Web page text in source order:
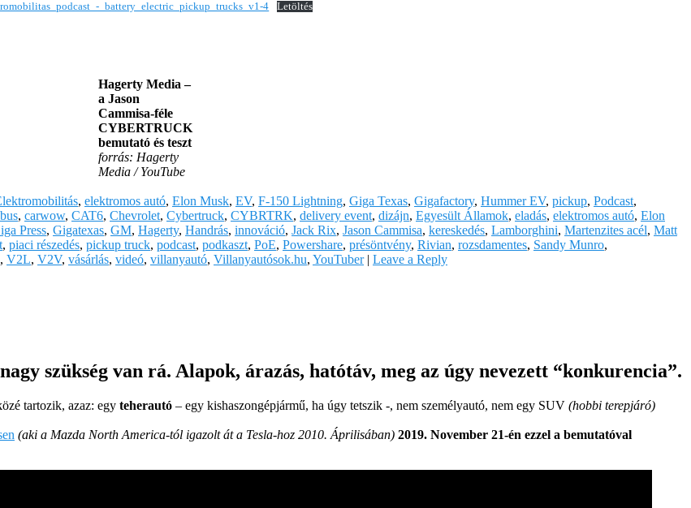
_battery_electric_pickup_trucks_v1-4 Letöltés
Hagerty Media –
a Jason
Cammisa-féle
CYBERTRUCK
bemutató és teszt
forrás: Hagerty
Media / YouTube
, elektromos autó, Elon Musk, EV, F-150 Lightning, Giga Texas, Gigafactory, Hummer EV, pickup, Podcast,
, carwow, CAT6, Chevrolet, Cybertruck, CYBRTRK, delivery event, dizájn, Egyesült Államok, eladás, elektromos autó, Elon
Press, Gigatexas, GM, Hagerty, Handrás, innováció, Jack Rix, Jason Cammisa, kereskedés, Lamborghini, Martenzites acél, Matt
, piaci részedés, pickup truck, podcast, podkaszt, PoE, Powershare, présöntvény, Rivian, rozsdamentes, Sandy Munro,
, V2L, V2V, vásárlás, videó, villanyautó, Villanyautósok.hu, YouTuber | Leave a Reply
szükség van rá. Alapok, árazás, hatótáv, meg az úgy nevezett “konkurencia”.
tartozik, azaz: egy teherautó – egy kishaszongépjármű, ha úgy tetszik -, nem személyautó, nem egy SUV (hobbi terepjáró)
(aki a Mazda North America-tól igazolt át a Tesla-hoz 2010. Áprilisában) 2019. November 21-én ezzel a bemutatóval